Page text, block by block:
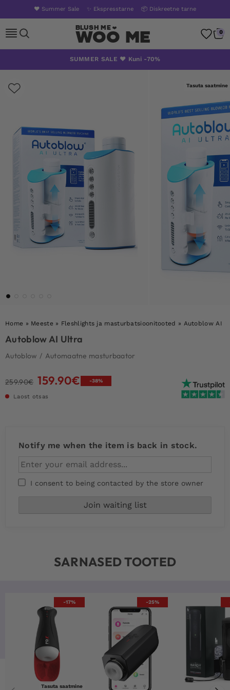
❤️ Summer Sale ✨ Ekspresstarne 📦 Diskreetne tarne
Woo Me 0
SUMMER SALE ❤️ Kuni -70%
Tasuta saatmine
Home » Meeste » Fleshlights ja masturbatsioonitooted » Autoblow AI
Autoblow AI Ultra
Autoblow / Automaatne masturbaator
259.90€ Algne
159.90€ Current
-38%
Laost otsas
Notify me when the item is back in stock.
I consent to being contacted by the store owner
SARNASED TOOTED
-17%
Tasuta saatmine
-25%